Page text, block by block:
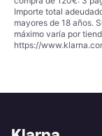
Importe total
mayores de 18 años.
máximo varía por
https://